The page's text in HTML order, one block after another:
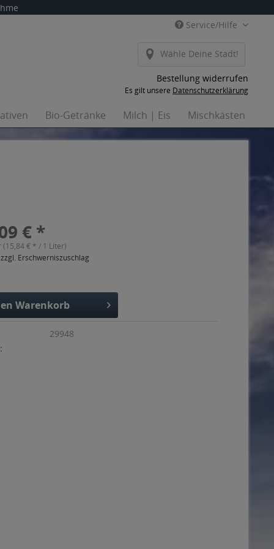
Service/Hilfe
Wähle Deine Stadt!
Bestellung widerrufen
Es gilt unsere Datenschutzerklärung
Bio-Getränke Milch | Eis Mischkästen
€ *
(15,84 € * / 1 Liter)
Erschwerniszuschlag
Warenkorb
29948